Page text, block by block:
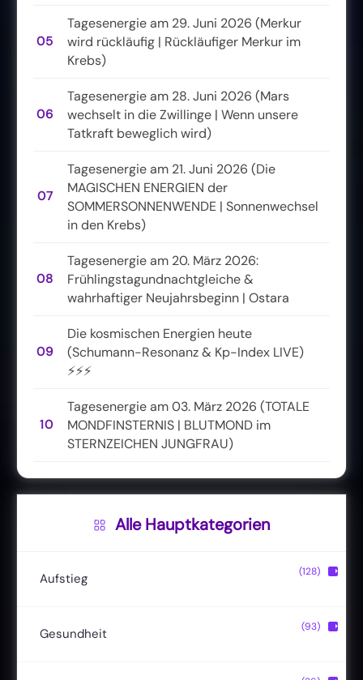
05
Tagesenergie am 29. Juni 2026 (Merkur
wird rückläufig | Rückläufiger Merkur im
Krebs)
06
Tagesenergie am 28. Juni 2026 (Mars
wechselt in die Zwillinge | Wenn unsere
Tatkraft beweglich wird)
07
Tagesenergie am 21. Juni 2026 (Die
MAGISCHEN ENERGIEN der
SOMMERSONNENWENDE | Sonnenwechsel
in den Krebs)
08
Tagesenergie am 20. März 2026:
Frühlingstagundnachtgleiche &
wahrhaftiger Neujahrsbeginn | Ostara
09
Die kosmischen Energien heute
(Schumann-Resonanz & Kp-Index LIVE)
⚡⚡⚡
10
Tagesenergie am 03. März 2026 (TOTALE
MONDFINSTERNIS | BLUTMOND im
STERNZEICHEN JUNGFRAU)
Alle Hauptkategorien
Aufstieg
Christusbewusstsein (20)
(11)
(128) ▶
Gesundheit (93) ▶